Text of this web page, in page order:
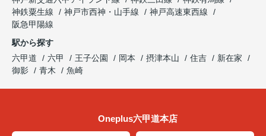
神鉄粟生線
神戸市西神・山手線
神戸高速東西線
阪急甲陽線
駅から探す
六甲道
六甲 王子公園 岡本 摂津本山 住吉
新在家
御影
青木 魚崎
Oneplus六甲道本店